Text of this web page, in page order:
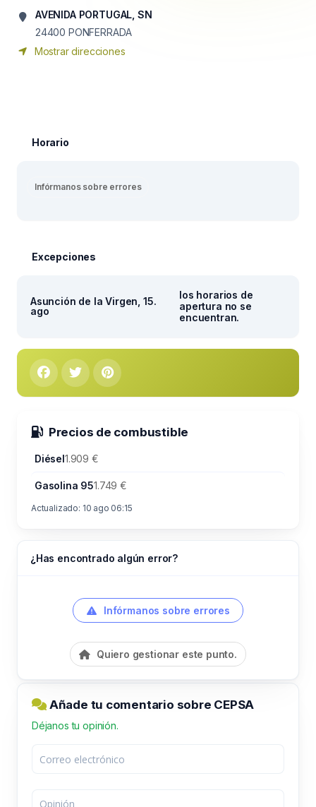
AVENIDA PORTUGAL, SN
24400 PONFERRADA
Mostrar direcciones
Horario
Infórmanos sobre errores
Excepciones
Asunción de la Virgen, 15.
ago
los horarios de
apertura no se
encuentran.
Precios de combustible
Diésel1.909 €
Gasolina 951.749 €
Actualizado: 10 ago 06:15
¿Has encontrado algún error?
Infórmanos sobre errores
Quiero gestionar este punto.
Añade tu comentario sobre CEPSA
Déjanos tu opinión.